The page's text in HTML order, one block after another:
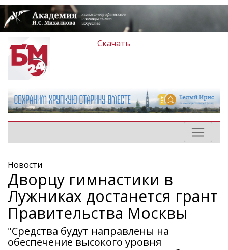
Скачать
Новости
Дворцу гимнастики в
Лужниках достанется грант
Правительства Москвы
"Средства будут направлены на
обеспечение высокого уровня